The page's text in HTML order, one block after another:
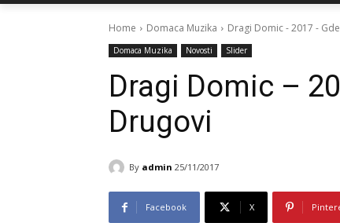
Home Domaca Muzika Dragi Domic - 2017 -
Domaca Muzika Novosti Slider
Dragi Domic –
Drugovi
By admin 25/11/2017
Facebook X